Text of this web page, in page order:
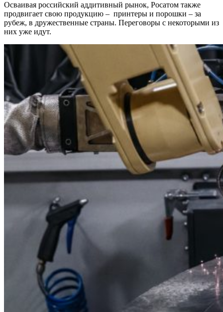
Осваивая российский аддитивный рынок, Росатом также
продвигает свою продукцию – принтеры и порошки – за
рубеж, в дружественные страны. Переговоры с некоторыми из
них уже идут.